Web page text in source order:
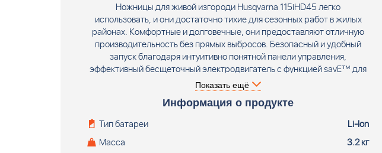
Ножницы для живой изгороди Husqvarna 115iHD45 легко
использовать, и они достаточно тихие для сезонных работ в жилых
районах. Комфортные и долговечные, они предоставляют отличную
производительность без прямых выбросов. Безопасный и удобный
запуск благодаря интуитивно понятной панели управления,
эффективный бесщеточный электродвигатель с функцией savE™ для
дополнительного времени работы без подзарядки и Li-ion
аккумуляторы большой емкости делают эти ножницы для живой
изгороди отличным выбором для домовладельцев. Поставляется без
Показать ещё
Информация о продукте
Тип батареи
Li-Ion
Масса
3.2 кг